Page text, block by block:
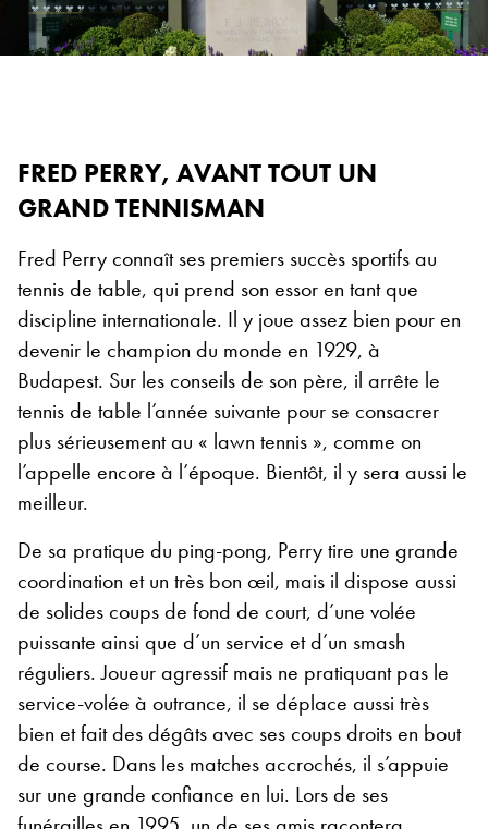
FRED PERRY, AVANT TOUT UN
GRAND TENNISMAN
Fred Perry connaît ses premiers succès sportifs au
tennis de table, qui prend son essor en tant que
discipline internationale. Il y joue assez bien pour en
devenir le champion du monde en 1929, à
Budapest. Sur les conseils de son père, il arrête le
tennis de table l’année suivante pour se consacrer
plus sérieusement au « lawn tennis », comme on
l’appelle encore à l’époque. Bientôt, il y sera aussi le
meilleur.
De sa pratique du ping-pong, Perry tire une grande
coordination et un très bon œil, mais il dispose aussi
de solides coups de fond de court, d’une volée
puissante ainsi que d’un service et d’un smash
réguliers. Joueur agressif mais ne pratiquant pas le
service-volée à outrance, il se déplace aussi très
bien et fait des dégâts avec ses coups droits en bout
de course. Dans les matches accrochés, il s’appuie
sur une grande confiance en lui. Lors de ses